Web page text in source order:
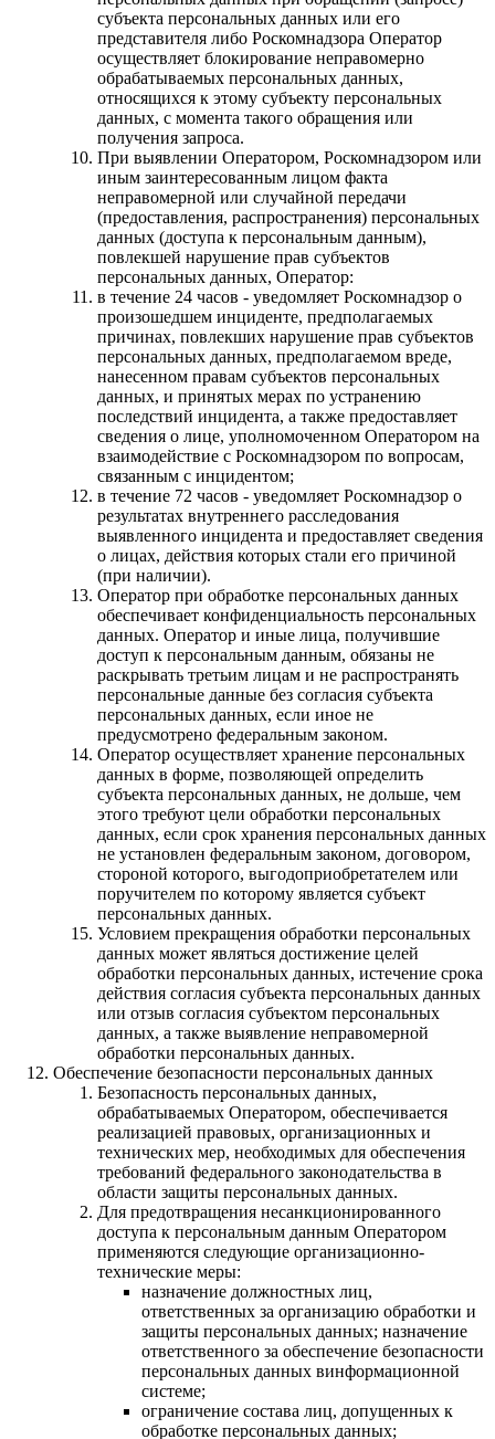
субъекта персональных данных или его
представителя либо Роскомнадзора Оператор
осуществляет блокирование неправомерно
обрабатываемых персональных данных,
относящихся к этому субъекту персональных
данных, с момента такого обращения или
получения запроса.
При выявлении Оператором, Роскомнадзором или
иным заинтересованным лицом факта
неправомерной или случайной передачи
(предоставления, распространения) персональных
данных (доступа к персональным данным),
повлекшей нарушение прав субъектов
персональных данных, Оператор:
в течение 24 часов - уведомляет Роскомнадзор о
произошедшем инциденте, предполагаемых
причинах, повлекших нарушение прав субъектов
персональных данных, предполагаемом вреде,
нанесенном правам субъектов персональных
данных, и принятых мерах по устранению
последствий инцидента, а также предоставляет
сведения о лице, уполномоченном Оператором на
взаимодействие с Роскомнадзором по вопросам,
связанным с инцидентом;
в течение 72 часов - уведомляет Роскомнадзор о
результатах внутреннего расследования
выявленного инцидента и предоставляет сведения
о лицах, действия которых стали его причиной
(при наличии).
Оператор при обработке персональных данных
обеспечивает конфиденциальность персональных
данных. Оператор и иные лица, получившие
доступ к персональным данным, обязаны не
раскрывать третьим лицам и не распространять
персональные данные без согласия субъекта
персональных данных, если иное не
предусмотрено федеральным законом.
Оператор осуществляет хранение персональных
данных в форме, позволяющей определить
субъекта персональных данных, не дольше, чем
этого требуют цели обработки персональных
данных, если срок хранения персональных данных
не установлен федеральным законом, договором,
стороной которого, выгодоприобретателем или
поручителем по которому является субъект
персональных данных.
Условием прекращения обработки персональных
данных может являться достижение целей
обработки персональных данных, истечение срока
действия согласия субъекта персональных данных
или отзыв согласия субъектом персональных
данных, а также выявление неправомерной
обработки персональных данных.
Обеспечение безопасности персональных данных
Безопасность персональных данных,
обрабатываемых Оператором, обеспечивается
реализацией правовых, организационных и
технических мер, необходимых для обеспечения
требований федерального законодательства в
области защиты персональных данных.
Для предотвращения несанкционированного
доступа к персональным данным Оператором
применяются следующие организационно-
технические меры:
назначение должностных лиц,
ответственных за организацию обработки и
защиты персональных данных; назначение
ответственного за обеспечение безопасности
персональных данных винформационной
системе;
ограничение состава лиц, допущенных к
обработке персональных данных;